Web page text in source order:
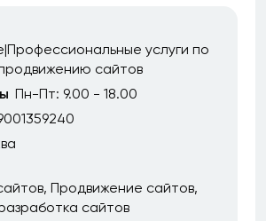
услуги по
сайтов
Пн-Пт: 9.00 - 18.00
Продвижение сайтов
сайтов